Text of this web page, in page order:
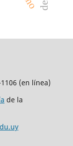
(en línea)
de la